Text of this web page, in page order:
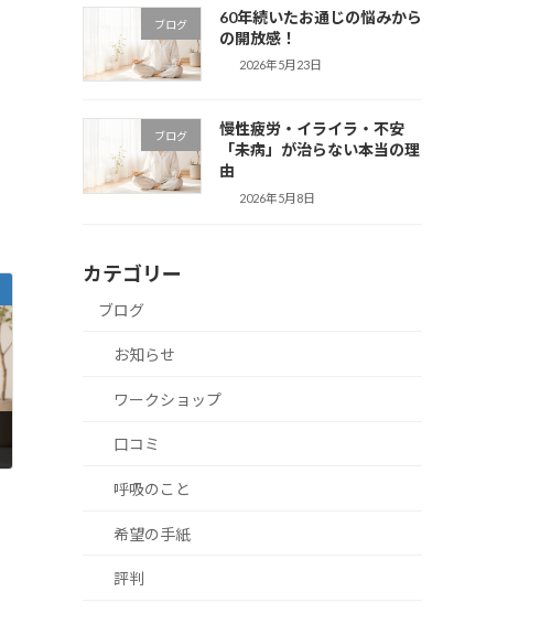
ブログ
60年続いたお通じの悩みから
の開放感！
2026年5月23日
ブログ
慢性疲労・イライラ・不安
「未病」が治らない本当の理
由
2026年5月8日
カテゴリー
ブログ
お知らせ
ワークショップ
口コミ
呼吸のこと
希望の手紙
評判